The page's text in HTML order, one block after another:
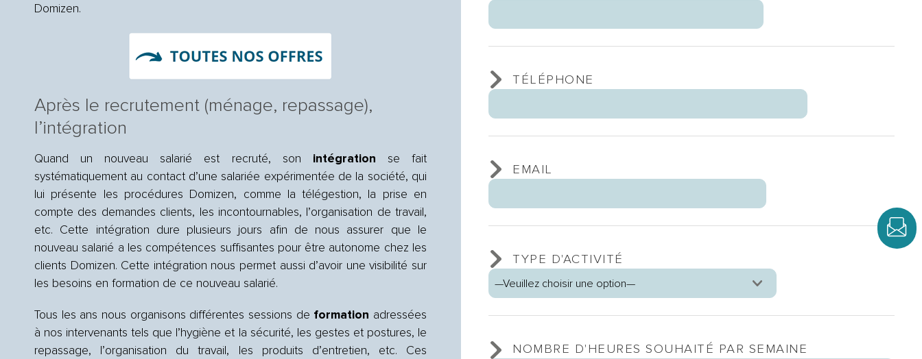
Domizen.
Après le recrutement (ménage, repassage),
l’intégration
Quand un nouveau salarié est recruté, son intégration se fait
systématiquement au contact d’une salariée expérimentée de la société, qui
lui présente les procédures Domizen, comme la télégestion, la prise en
compte des demandes clients, les incontournables, l’organisation de travail,
etc. Cette intégration dure plusieurs jours afin de nous assurer que le
nouveau salarié a les compétences suffisantes pour être autonome chez les
clients Domizen. Cette intégration nous permet aussi d’avoir une visibilité sur
les besoins en formation de ce nouveau salarié.
Tous les ans nous organisons différentes sessions de formation adressées
à nos intervenants tels que l’hygiène et la sécurité, les gestes et postures, le
repassage, l’organisation du travail, les produits d’entretien, etc. Ces
TÉLÉPHONE
EMAIL
TYPE D'ACTIVITÉ
NOMBRE D'HEURES SOUHAITÉ PAR SEMAINE